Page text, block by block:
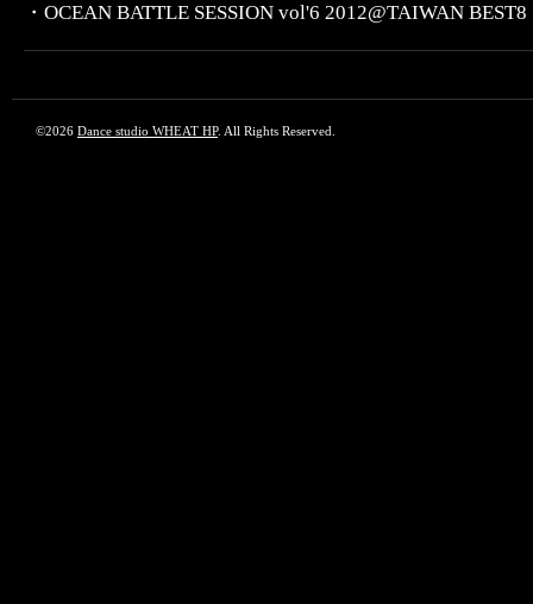
・OCEAN BATTLE SESSION vol'6 2012@TAIWAN BEST8
©2026 Dance studio WHEAT HP. All Rights Reserved.